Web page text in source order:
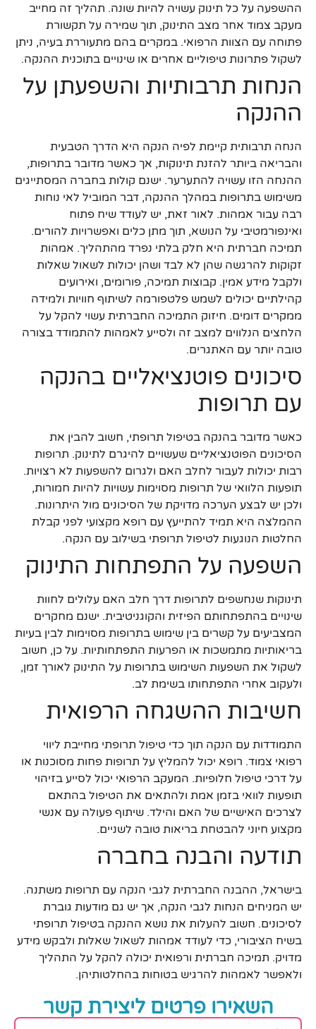
ההשפעה על כל תינוק עשויה להיות שונה. תהליך זה מחייב
מעקב צמוד אחר מצב התינוק, תוך שמירה על תקשורת
פתוחה עם הצוות הרפואי. במקרים בהם מתעוררת בעיה, ניתן
לשקול פתרונות טיפוליים אחרים או שינויים בתוכנית ההנקה.
הנחות תרבותיות והשפעתן על
ההנקה
הנחה תרבותית קיימת לפיה הנקה היא הדרך הטבעית
והבריאה ביותר להזנת תינוקות, אך כאשר מדובר בתרופות,
ההנחה הזו עשויה להתערער. ישנם קולות בחברה המסתייגים
משימוש בתרופות במהלך ההנקה, דבר המוביל לאי נוחות
רבה עבור אמהות. לאור זאת, יש לעודד שיח פתוח
ואינפורמטיבי על הנושא, תוך מתן כלים ואפשרויות להורים.
תמיכה חברתית היא חלק בלתי נפרד מהתהליך. אמהות
זקוקות להרגשה שהן לא לבד ושהן יכולות לשאול שאלות
ולקבל מידע אמין. קבוצות תמיכה, פורומים, ואירועים
קהילתיים יכולים לשמש פלטפורמה לשיתוף חוויות ולמידה
ממקרים דומים. חיזוק התמיכה החברתית עשוי להקל על
הלחצים הנלווים למצב זה ולסייע לאמהות להתמודד בצורה
טובה יותר עם האתגרים.
סיכונים פוטנציאליים בהנקה
עם תרופות
כאשר מדובר בהנקה בטיפול תרופתי, חשוב להבין את
הסיכונים הפוטנציאליים שעשויים להיגרם לתינוק. תרופות
רבות יכולות לעבור לחלב האם ולגרום להשפעות לא רצויות.
תופעות הלוואי של תרופות מסוימות עשויות להיות חמורות,
ולכן יש לבצע הערכה מדויקת של הסיכונים מול היתרונות.
ההמלצה היא תמיד להתייעץ עם רופא מקצועי לפני קבלת
החלטות הנוגעות לטיפול תרופתי בשילוב עם הנקה.
השפעה על התפתחות התינוק
תינוקות שנחשפים לתרופות דרך חלב האם עלולים לחוות
שינויים בהתפתחותם הפיזית והקוגניטיבית. ישנם מחקרים
המצביעים על קשרים בין שימוש בתרופות מסוימות לבין בעיות
בריאותיות מתמשכות או הפרעות התפתחותיות. על כן, חשוב
לשקול את השפעות השימוש בתרופות על התינוק לאורך זמן,
ולעקוב אחרי התפתחותו בשימת לב.
חשיבות ההשגחה הרפואית
התמודדות עם הנקה תוך כדי טיפול תרופתי מחייבת ליווי
רפואי צמוד. רופא יכול להמליץ על תרופות פחות מסוכנות או
על דרכי טיפול חלופיות. המעקב הרפואי יכול לסייע בזיהוי
תופעות לוואי בזמן אמת ולהתאים את הטיפול בהתאם
לצרכים האישיים של האם והילד. שיתוף פעולה עם אנשי
מקצוע חיוני להבטחת בריאות טובה לשניים.
תודעה והבנה בחברה
בישראל, ההבנה החברתית לגבי הנקה עם תרופות משתנה.
יש המניחים הנחות לגבי הנקה, אך יש גם מודעות גוברת
לסיכונים. חשוב להעלות את נושא ההנקה בטיפול תרופתי
בשיח הציבורי, כדי לעודד אמהות לשאול שאלות ולבקש מידע
מדויק. תמיכה חברתית ורפואית יכולה להקל על התהליך
ולאפשר לאמהות להרגיש בטוחות בהחלטותיהן.
השאירו פרטים ליצירת קשר